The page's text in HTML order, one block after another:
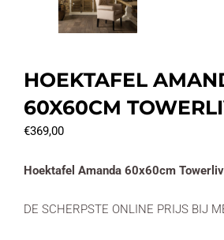
HOEKTAFEL
60X60CM
€369,00
Hoektafel Amanda 60x60cm
DE SCHERPSTE ONLINE PRIJS BIJ